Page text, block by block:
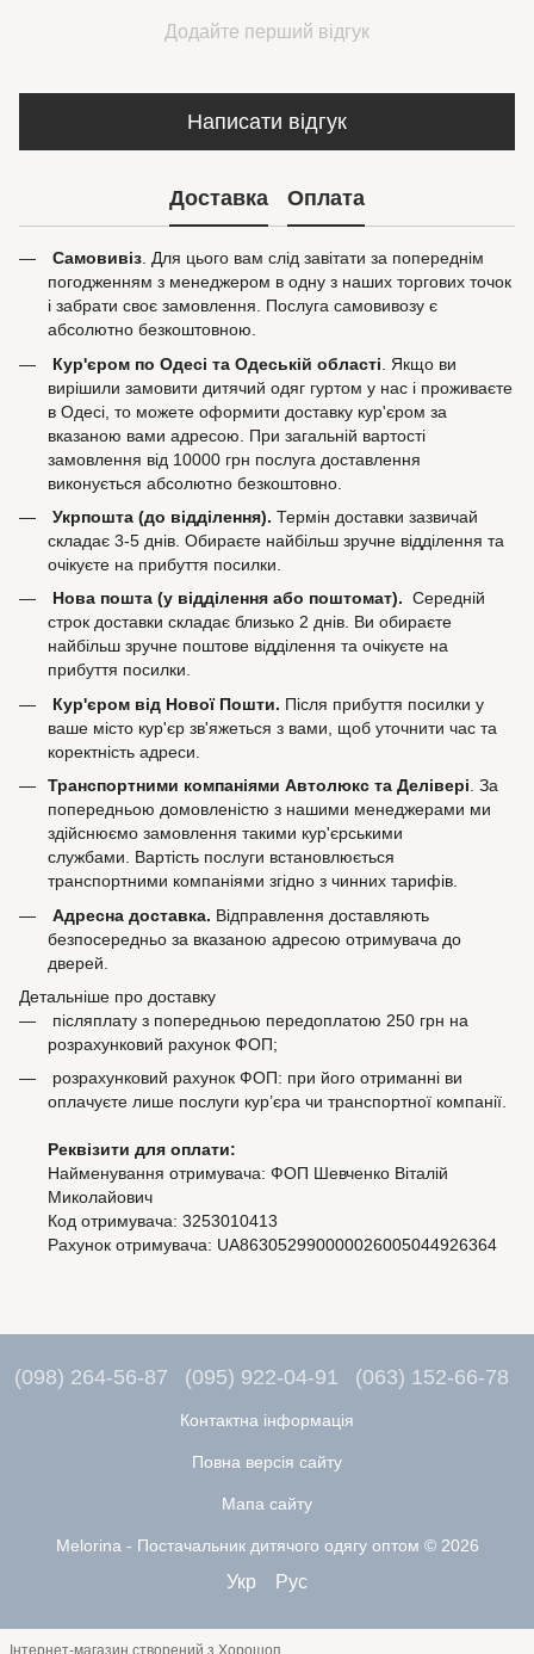
Додайте перший відгук
Написати відгук
Доставка Оплата
Самовивіз. Для цього вам слід завітати за попереднім
погодженням з менеджером в одну з наших торгових точок
і забрати своє замовлення. Послуга самовивозу є
абсолютно безкоштовною.
Кур'єром по Одесі та Одеській області . Якщо ви
вирішили замовити дитячий одяг гуртом у нас і проживаєте
в Одесі, то можете оформити доставку кур'єром за
вказаною вами адресою. При загальній вартості
замовлення від 10000 грн послуга доставлення
виконується абсолютно безкоштовно.
Укрпошта (до відділення). Термін доставки зазвичай
складає 3-5 днів. Обираєте найбільш зручне відділення та
очікуєте на прибуття посилки.
Нова пошта (у відділення або поштомат). Середній
строк доставки складає близько 2 днів. Ви обираєте
найбільш зручне поштове відділення та очікуєте на
прибуття посилки.
Кур'єром від Нової Пошти. Після прибуття посилки у
ваше місто кур'єр зв'яжеться з вами, щоб уточнити час та
коректність адреси.
Транспортними компаніями Автолюкс та Делівері. За
попередньою домовленістю з нашими менеджерами ми
здійснюємо замовлення такими кур'єрськими
службами. Вартість послуги встановлюється
транспортними компаніями згідно з чинних тарифів.
Адресна доставка. Відправлення доставляють
безпосередньо за вказаною адресою отримувача до
дверей.
Детальніше про доставку
післяплату з попередньою передоплатою 250 грн на
розрахунковий рахунок ФОП;
розрахунковий рахунок ФОП: при його отриманні ви
оплачуєте лише послуги кур’єра чи транспортної компанії.
Реквізити для оплати:
Найменування отримувача: ФОП Шевченко Віталій
Миколайович
Код отримувача: 3253010413
Рахунок отримувача: UA863052990000026005044926364
(098) 264-56-87 (095) 922-04-91 (063) 152-66-78
Контактна інформація
Повна версія сайту
Мапа сайту
Melorina - Постачальник дитячого одягу оптом © 2026
Укр Рус